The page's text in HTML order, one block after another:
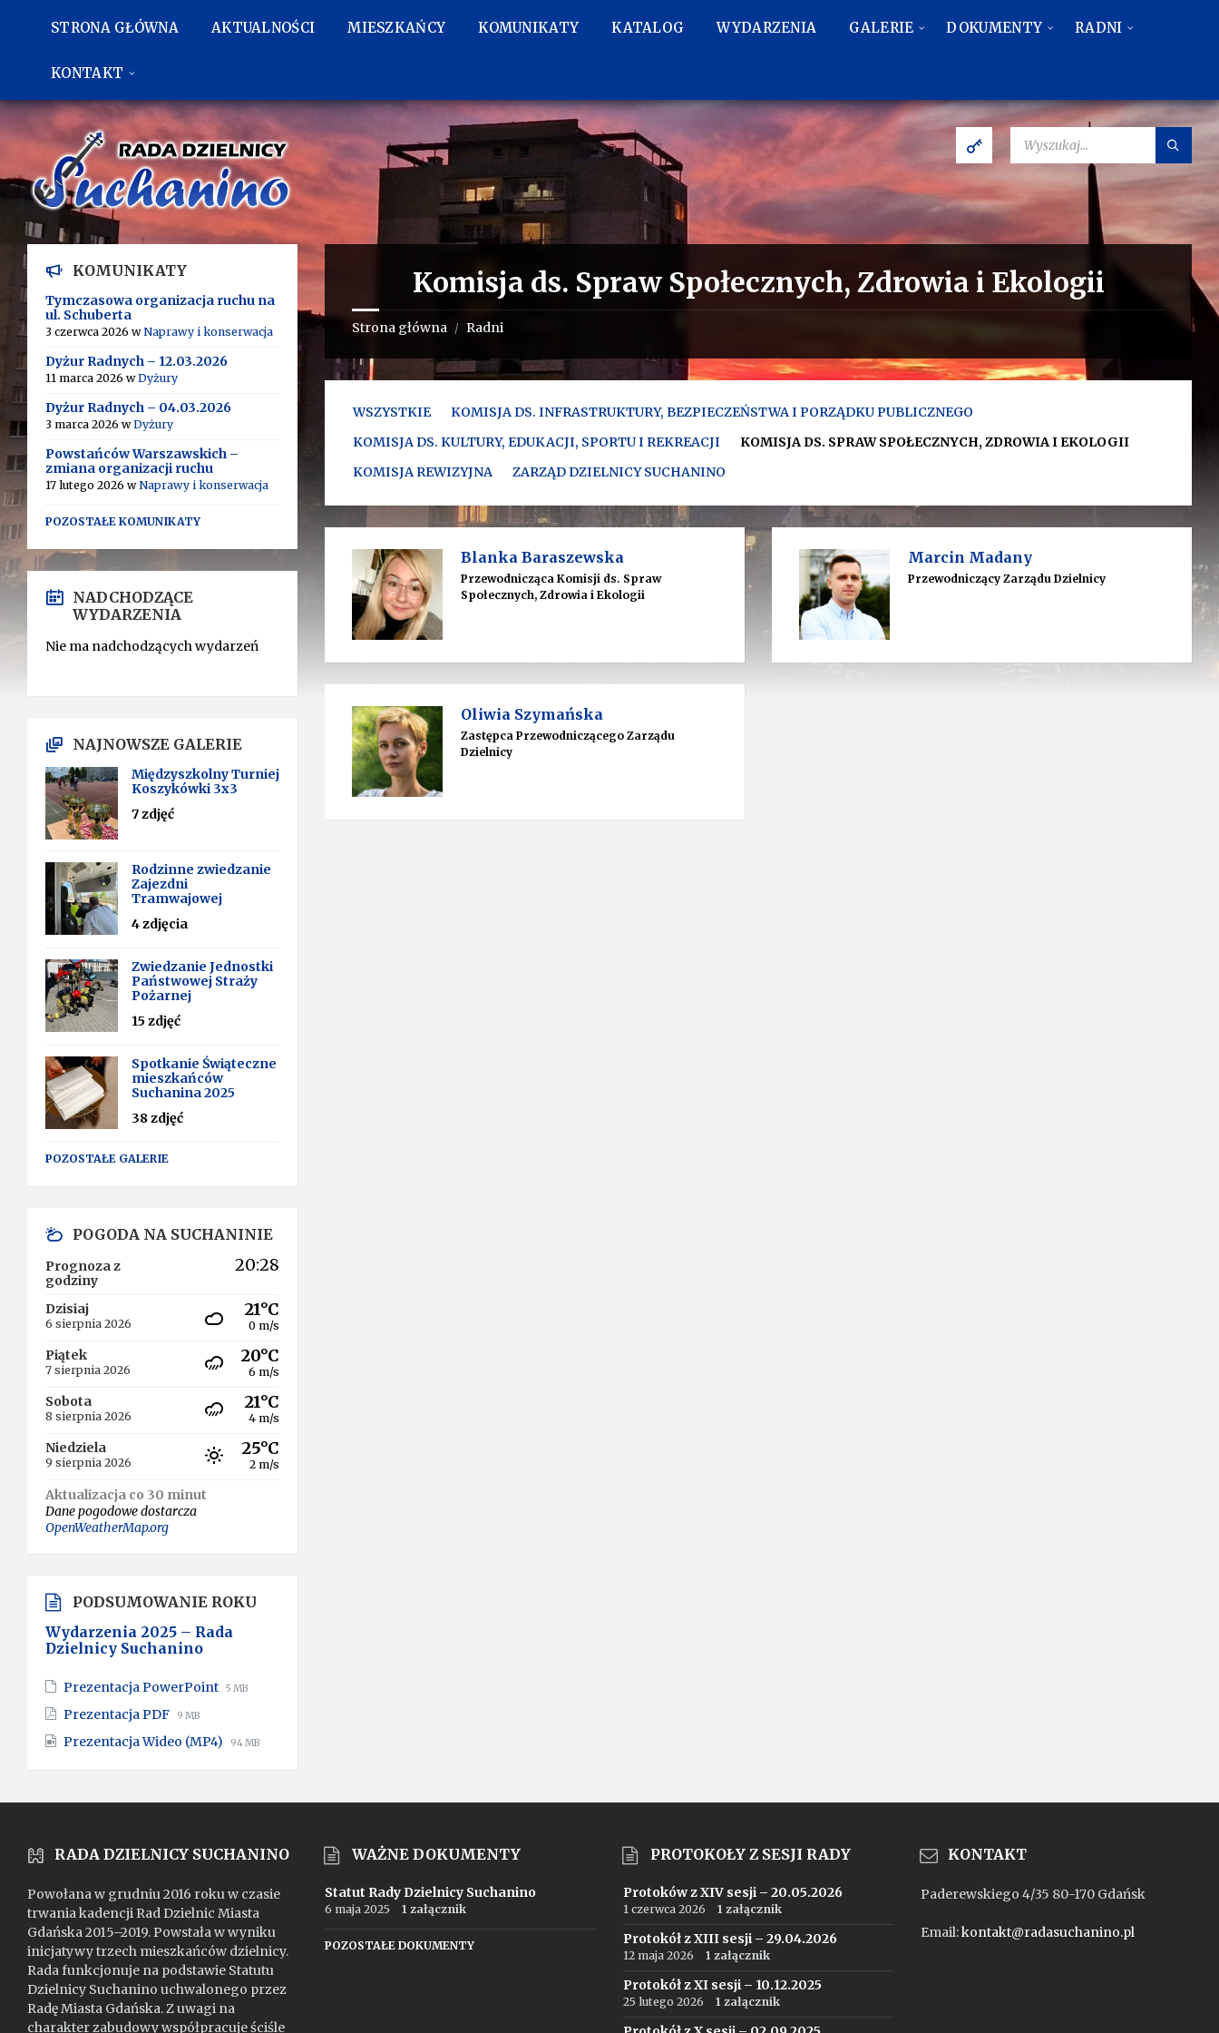
bocznego
STRONA GŁÓWNA AKTUALNOŚCI MIESZKAŃCY KOMUNIKATY KATALOG WYDARZENIA GALERIE DOKUMENTY RADNI
KONTAKT
Komisja ds. Spraw Społecznych, Zdrowia i Ekologii
Strona główna / Radni
WSZYSTKIE
KOMISJA DS. INFRASTRUKTURY, BEZPIECZEŃSTWA I PORZĄDKU PUBLICZNEGO
KOMISJA DS. KULTURY, EDUKACJI, SPORTU I REKREACJI
KOMISJA DS. SPRAW SPOŁECZNYCH, ZDROWIA I EKOLOGII
KOMISJA REWIZYJNA
ZARZĄD DZIELNICY SUCHANINO
Blanka Baraszewska
Przewodnicząca Komisji ds. Spraw
Społecznych, Zdrowia i Ekologii
Marcin Madany
Przewodniczący Zarządu Dzielnicy
Oliwia Szymańska
Zastępca Przewodniczącego Zarządu
Dzielnicy
KOMUNIKATY
Tymczasowa organizacja ruchu na
ul. Schuberta
3 czerwca 2026 wNaprawy i konserwacja
Dyżur Radnych – 12.03.2026
11 marca 2026 wDyżury
Dyżur Radnych – 04.03.2026
3 marca 2026 wDyżury
Powstańców Warszawskich –
zmiana organizacji ruchu
17 lutego 2026 wNaprawy i konserwacja
POZOSTAŁE KOMUNIKATY
NADCHODZĄCE
WYDARZENIA
Nie ma nadchodzących wydarzeń
NAJNOWSZE GALERIE
Międzyszkolny Turniej
Koszykówki 3x3
7 zdjęć
Rodzinne zwiedzanie
Zajezdni
Tramwajowej
4 zdjęcia
Zwiedzanie Jednostki
Państwowej Straży
Pożarnej
15 zdjęć
Spotkanie Świąteczne
mieszkańców
Suchanina 2025
38 zdjęć
POZOSTAŁE GALERIE
POGODA NA SUCHANINIE
Prognoza z
godziny
20:28
Dzisiaj
6 sierpnia 2026
21°C
0 m/s
Piątek
7 sierpnia 2026
20°C
6 m/s
Sobota
8 sierpnia 2026
21°C
4 m/s
Niedziela
9 sierpnia 2026
25°C
2 m/s
Aktualizacja co 30 minut
Dane pogodowe dostarcza
OpenWeatherMap.org
PODSUMOWANIE ROKU
Wydarzenia 2025 – Rada
Dzielnicy Suchanino
Prezentacja PowerPoint File
File
5 MB
Prezentacja PDF File
pdf
File
9 MB
Prezentacja Wideo (MP4) File
mp4
File
94 MB
RADA DZIELNICY SUCHANINO
Powołana w grudniu 2016 roku w czasie
trwania kadencji Rad Dzielnic Miasta
Gdańska 2015–2019. Powstała w wyniku
inicjatywy trzech mieszkańców dzielnicy.
Rada funkcjonuje na podstawie Statutu
Dzielnicy Suchanino uchwalonego przez
Radę Miasta Gdańska. Z uwagi na
charakter zabudowy współpracuje ściśle
WAŻNE DOKUMENTY
Statut Rady Dzielnicy Suchanino
6 maja 2025 1 załącznik
POZOSTAŁE DOKUMENTY
PROTOKOŁY Z SESJI RADY
Protoków z XIV sesji – 20.05.2026
1 czerwca 2026 1 załącznik
Protokół z XIII sesji – 29.04.2026
12 maja 2026 1 załącznik
Protokół z XI sesji – 10.12.2025
25 lutego 2026 1 załącznik
KONTAKT
Paderewskiego 4/35 80-170 Gdańsk
Email:kontakt@radasuchanino.pl